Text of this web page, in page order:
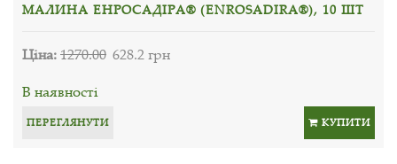
МАЛИНА ЕНРОСАДІРА® (ENROSADIRA®), 10 ШТ
Ціна:1270.00 628.2 грн
В наявності
ПЕРЕГЛЯНУТИ КУПИТИ